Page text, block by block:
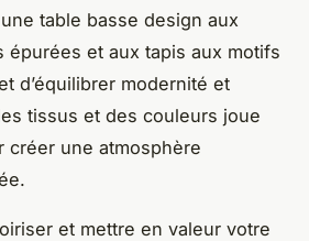
table basse design aux
épurées et aux tapis aux motifs
d’équilibrer modernité et
tissus et des couleurs joue
créer une atmosphère
et mettre en valeur votre